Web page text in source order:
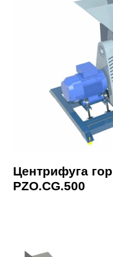
Центрифуга
PZO.CG.500